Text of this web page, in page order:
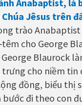
Anabaptist,
Jêsus trên
trào
cho George
Blaurock
cho niềm
đồng, biểu thị
đi theo con